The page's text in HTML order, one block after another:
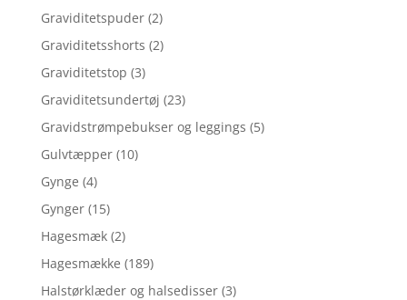
Graviditetspuder (2)
Graviditetsshorts (2)
Graviditetstop (3)
Graviditetsundertøj (23)
Gravidstrømpebukser og leggings (5)
Gulvtæpper (10)
Gynge (4)
Gynger (15)
Hagesmæk (2)
Hagesmække (189)
Halstørklæder og halsedisser (3)